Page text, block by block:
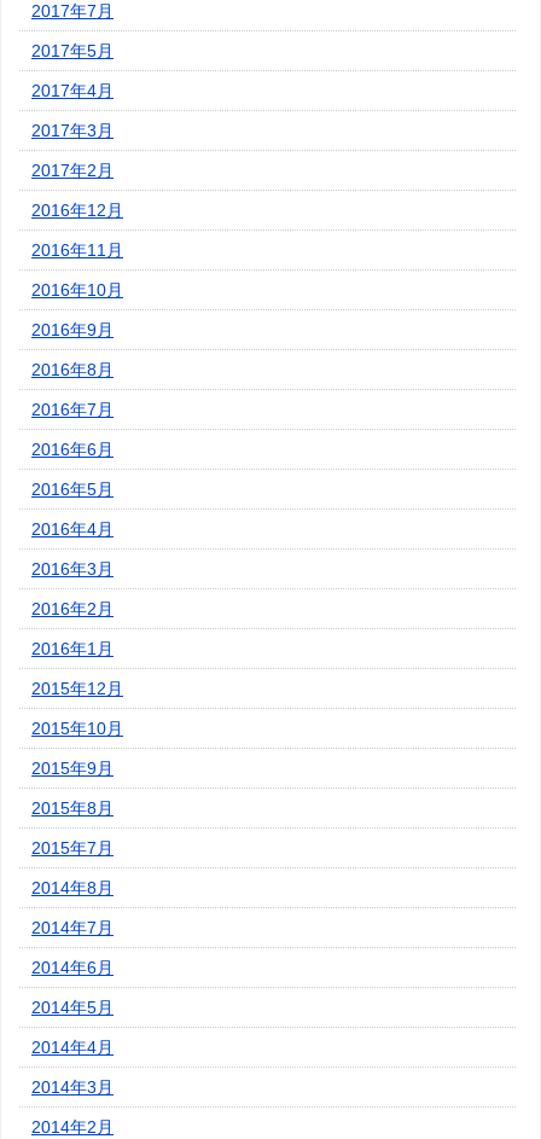
2017年7月
2017年5月
2017年4月
2017年3月
2017年2月
2016年12月
2016年11月
2016年10月
2016年9月
2016年8月
2016年7月
2016年6月
2016年5月
2016年4月
2016年3月
2016年2月
2016年1月
2015年12月
2015年10月
2015年9月
2015年8月
2015年7月
2014年8月
2014年7月
2014年6月
2014年5月
2014年4月
2014年3月
2014年2月